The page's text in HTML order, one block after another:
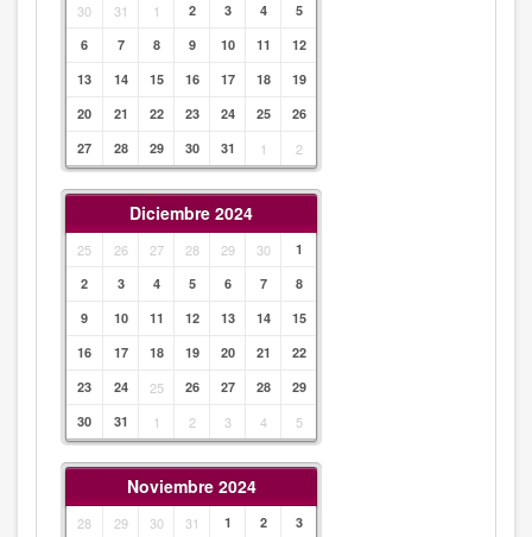
30 31 1 2 3 4
5
6
7 8 9 10 11
12
13
14 15 16 17 18
19
20
21 22 23 24 25
26
27
28 29 30 31 1 2
Diciembre 2024
25 26 27 28 29 30
1
2
3 4 5 6 7
8
9
10 11 12 13 14
15
16
17 18 19 20 21
22
23
24 25 26 27 28
29
30
31 1 2 3 4 5
Noviembre 2024
28 29 30 31 1 2
3